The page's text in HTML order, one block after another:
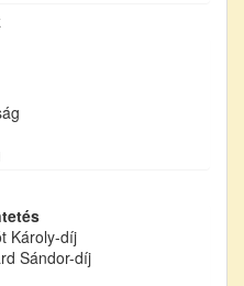
Károly-díj
Sándor-díj